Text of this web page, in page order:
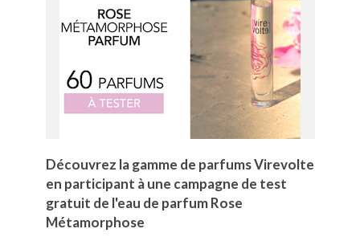
Découvrez la gamme de parfums Virevolte
en participant à une campagne de test
gratuit de l'eau de parfum Rose
Métamorphose